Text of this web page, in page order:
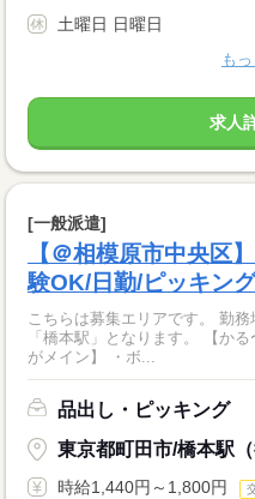
土曜日 日曜日
も
求人
[一般派遣]
【＠相模原市中央区
験OK/日勤/ピッキング
こちらは募集エリアです。 勤
「橋本駅」となります。 【かる〜い電子機器部品の巻きつけや検査
がメイン】 ・ボ...
品出し・ピッキング
東京都町田市/橋本駅（
時給1,440円～1,800円